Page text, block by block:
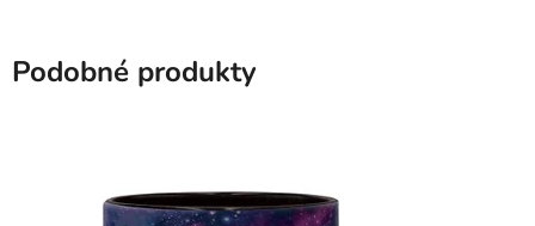
Podobné produkty